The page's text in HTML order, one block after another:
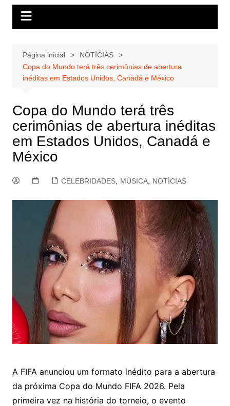
Página inicial
NOTÍCIAS
Copa do Mundo terá três cerimônias de abertura
inéditas em Estados Unidos, Canadá e México
Copa do Mundo terá três
cerimônias de abertura inéditas
em Estados Unidos, Canadá e
México
CELEBRIDADES, MÚSICA, NOTÍCIAS
A FIFAanunciou um formato inédito para a abertura
da próxima Copa do Mundo FIFA 2026. Pela
primeira vez na história do torneio, o evento